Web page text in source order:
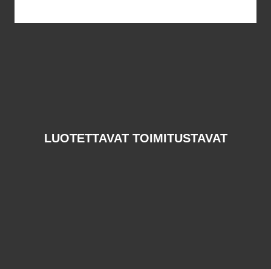
LUOTETTAVAT TOIMITUSTAVAT